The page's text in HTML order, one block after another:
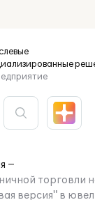
торговли
версия" в